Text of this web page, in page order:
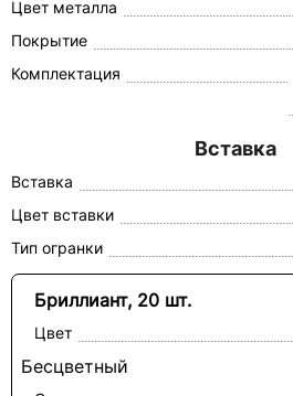
Цвет металла
Покрытие
Комплектация
Вставка
Вставка
Цвет вставки
Тип огранки
Бриллиант, 20 шт.
Цвет
Бесцветный